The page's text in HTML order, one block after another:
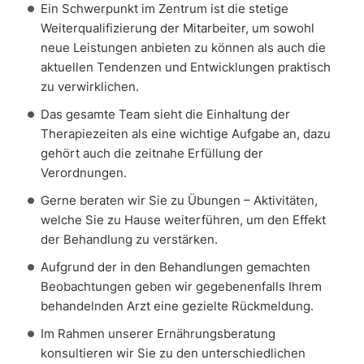
Ein Schwerpunkt im Zentrum ist die stetige
Weiterqualifizierung der Mitarbeiter, um sowohl
neue Leistungen anbieten zu können als auch die
aktuellen Tendenzen und Entwicklungen praktisch
zu verwirklichen.
Das gesamte Team sieht die Einhaltung der
Therapiezeiten als eine wichtige Aufgabe an, dazu
gehört auch die zeitnahe Erfüllung der
Verordnungen.
Gerne beraten wir Sie zu Übungen – Aktivitäten,
welche Sie zu Hause weiterführen, um den Effekt
der Behandlung zu verstärken.
Aufgrund der in den Behandlungen gemachten
Beobachtungen geben wir gegebenenfalls Ihrem
behandelnden Arzt eine gezielte Rückmeldung.
Im Rahmen unserer Ernährungsberatung
konsultieren wir Sie zu den unterschiedlichen